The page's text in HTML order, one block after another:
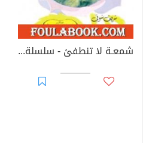
شمعـة لا تنطفئ - سلسلة زهور